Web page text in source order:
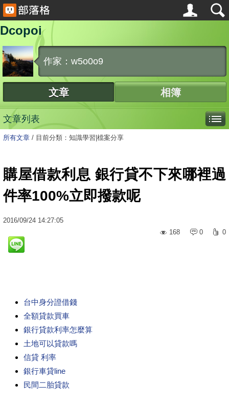
Dcopoi
作家：w5o0o9
文章 相簿
文章列表
所有文章 / 目前分類：知識學習|檔案分享
購屋借款利息 銀行貸不下來哪裡過
件率100%立即撥款呢
2016/09/24 14:27:05
168
0 0
台中身分證借錢
全額貸款買車
銀行貸款利率怎麼算
土地可以貸款嗎
信貸 利率
銀行車貸line
民間二胎貸款